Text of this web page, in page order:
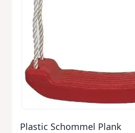
Plastic Schommel Plank